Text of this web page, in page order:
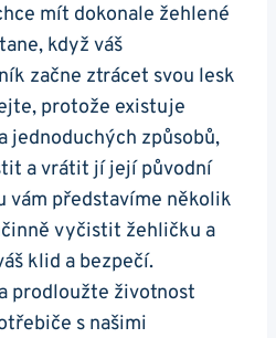
mít dokonale žehlené
když váš⁢
začne ‍ztrácet svou lesk⁤
protože existuje
jednoduchých způsobů,
a vrátit jí ​její původní
vám představíme několik
vyčistit žehličku a
klid⁣ a bezpečí.
prodloužte životnost
s našimi